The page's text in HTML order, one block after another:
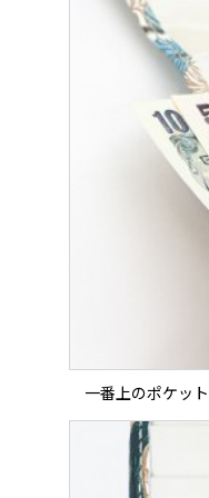
一番上のポケッ